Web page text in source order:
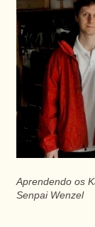
Aprendendo os
Senpai Wenzel